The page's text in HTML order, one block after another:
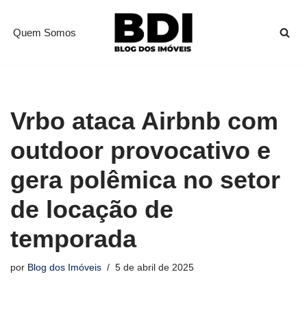
Pular
Quem Somos
Vrbo ataca Airbnb com
outdoor provocativo e
gera polêmica no setor
de locação de
temporada
por Blog dos Imóveis 5 de abril de 2025